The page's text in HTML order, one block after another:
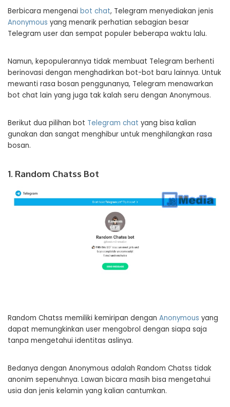
Berbicara mengenai bot chat, Telegram menyediakan jenis
Anonymous yang menarik perhatian sebagian besar
Telegram user dan sempat populer beberapa waktu lalu.
Namun, kepopulerannya tidak membuat Telegram berhenti
berinovasi dengan menghadirkan bot-bot baru lainnya. Untuk
mewanti rasa bosan penggunanya, Telegram menawarkan
bot chat lain yang juga tak kalah seru dengan Anonymous.
Berikut dua pilihan bot Telegram chat yang bisa kalian
gunakan dan sangat menghibur untuk menghilangkan rasa
bosan.
1. Random Chatss Bot
Random Chatss memiliki kemiripan dengan Anonymous yang
dapat memungkinkan user mengobrol dengan siapa saja
tanpa mengetahui identitas aslinya.
Bedanya dengan Anonymous adalah Random Chatss tidak
anonim sepenuhnya. Lawan bicara masih bisa mengetahui
usia dan jenis kelamin yang kalian cantumkan.